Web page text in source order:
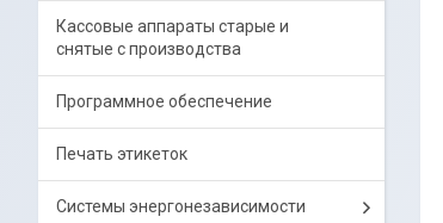
Кассовые аппараты старые и
снятые с производства
Программное обеспечение
Печать этикеток
Системы энергонезависимости